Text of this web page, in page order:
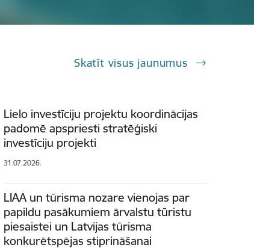
Skatīt visus jaunumus
Lielo investīciju projektu koordinācijas
padomē apspriesti stratēģiski
investīciju projekti
31.07.2026.
LIAA un tūrisma nozare vienojas par
papildu pasākumiem ārvalstu tūristu
piesaistei un Latvijas tūrisma
konkurētspējas stiprināšanai